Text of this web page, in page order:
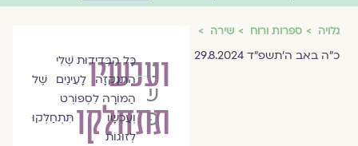
גלויה ספרות ורוח שירה
כ״ה באב ה׳תשפ״ד 29.8.2024
ועכשיו
תתחלקו
נורית
שמר
פרידמן
כָּל הַבְּדִידוּת שֶׁלִּי
הִתְנַקְּזָה לָעֵינַיִם שֶׁל
הַמּוֹרָה לִסְפּוֹרְט
וְעַכְשָׁו תִּתְחַלְּקוּ
לְזוּגוֹת